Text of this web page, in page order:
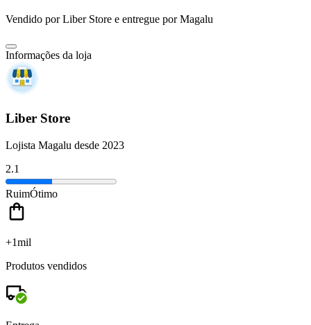
Vendido porLiber Store e entregue por Magalu
Informações da loja
Liber Store
Lojista Magalu desde 2023
2.1
RuimÓtimo
+1mil
Produtos vendidos